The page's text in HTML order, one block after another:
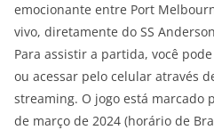
emocionante entre Port
vivo, diretamente do SS
Para assistir a partida, você
ou acessar pelo celular através
streaming. O jogo está marcado
de março de 2024 (horário de